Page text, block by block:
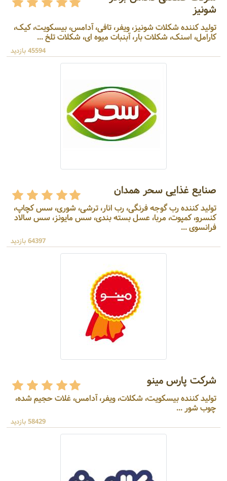
شونیز
تولید کننده شکلات شونیز، ویفر، تافی، آدامس، بیسکویت، کیک،
کارامل، اسنک، شکلات بار، آبنبات میوه ای، شکلات تلخ ...
45594 بازدید
صنایع غذایی سحر همدان
تولید کننده رب گوجه فرنگی، رب انار، ترشی، شوری، سس کچاپ،
کنسرو، کمپوت، مربا، عسل بسته بندی، سس مایونز، سس سالاد
فرانسوی ...
64397 بازدید
شرکت پارس مینو
تولید کننده بیسکویت، شکلات، ویفر، آدامس، غلات حجیم شده،
چوب شور ...
58429 بازدید